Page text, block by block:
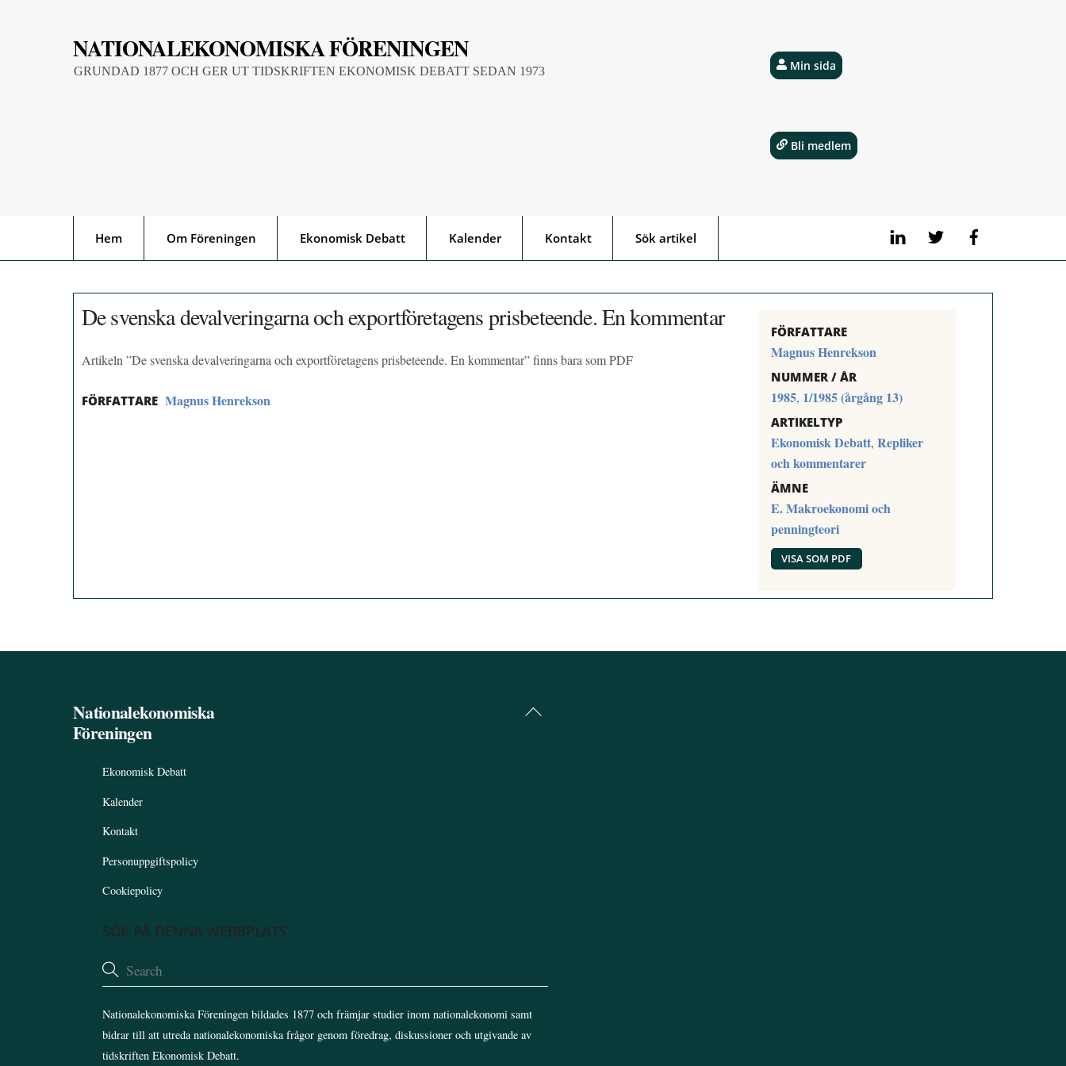
NATIONALEKONOMISKA FÖRENINGEN
GRUNDAD 1877 OCH GER UT TIDSKRIFTEN EKONOMISK DEBATT SEDAN 1973
LinkedIn Twitter
Hem Om Föreningen Ekonomisk Debatt Kalender Kontakt Sök artikel
Min sida
Bli medlem
De svenska devalveringarna och exportföretagens prisbeteende. En kommentar
Artikeln ”De svenska devalveringarna och exportföretagens prisbeteende. En kommentar” finns bara som PDF
FÖRFATTARE Magnus Henrekson
FÖRFATTARE
Magnus Henrekson
NUMMER / ÅR
1985, 1/1985 (årgång 13)
ARTIKELTYP
Ekonomisk Debatt, Repliker
och kommentarer
ÄMNE
E. Makroekonomi och
penningteori
VISA SOM PDF
Back
Nationalekonomiska
Föreningen
Ekonomisk Debatt
Kalender
Kontakt
Personuppgiftspolicy
Cookiepolicy
SÖK PÅ DENNA WEBBPLATS
Nationalekonomiska Föreningen bildades 1877 och främjar studier inom nationalekonomi samt
bidrar till att utreda nationalekonomiska frågor genom föredrag, diskussioner och utgivande av
tidskriften Ekonomisk Debatt.